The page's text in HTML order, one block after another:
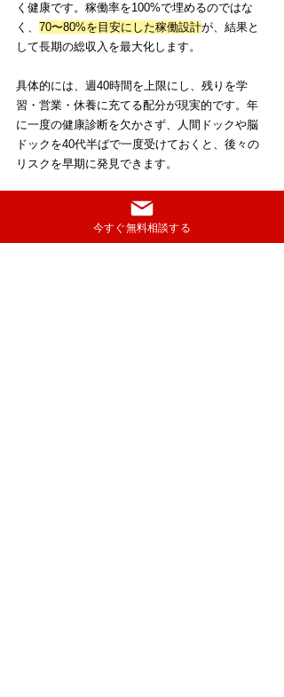
く健康です。稼働率を100%で埋めるのではな
く、 70〜80%を目安にした稼働設計が、結果と
して長期の総収入を最大化します。
具体的には、週40時間を上限にし、残りを学
習・営業・休養に充てる配分が現実的です。年
に一度の健康診断を欠かさず、人間ドックや脳
ドックを40代半ばで一度受けておくと、後々の
リスクを早期に発見できます。
運動習慣も無視できません。週に2回・各30分の
ウォーキングや軽い筋トレを続けるだけでも、
集中力と回復力が違ってきます。健康を後回し
今すぐ無料相談する